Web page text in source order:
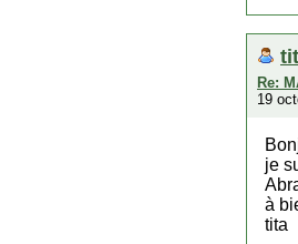
Re:
19
je
à
tita